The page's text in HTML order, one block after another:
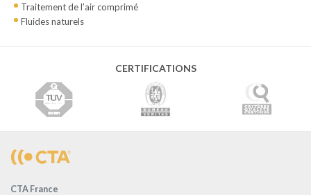
Traitement de l’air comprimé
Fluides naturels
CERTIFICATIONS
CTA France